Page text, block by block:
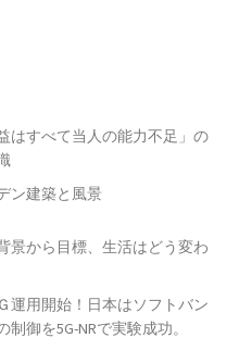
はすべて当人の能力不足」の
ン建築と風景
景から目標、生活はどう変わ
運用開始！日本はソフトバン
御を5G-NRで実験成功。